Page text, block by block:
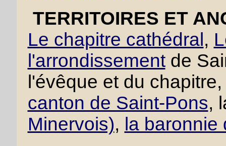
TERRITOIRES ET
Le chapitre cathédral ,
l'arrondissementde
l'évêque et du chapitre,
canton de Saint-Pons,
Minervois), la